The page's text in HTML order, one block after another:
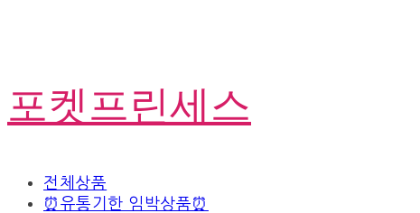
포켓프린세스
전체상품
⏰유통기한 임박상품⏰